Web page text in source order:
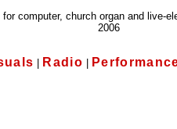
for computer, church organ and live-
2006
Radio